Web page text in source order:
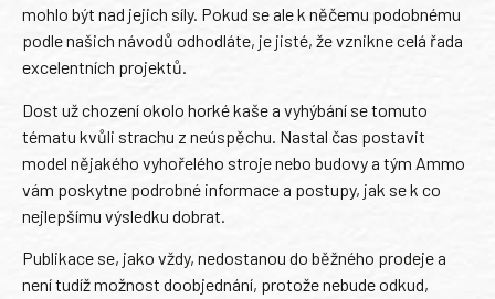
mohlo být nad jejich síly. Pokud se ale k něčemu podobnému
podle našich návodů odhodláte, je jisté, že vznikne celá řada
excelentních projektů.
Dost už chození okolo horké kaše a vyhýbání se tomuto
tématu kvůli strachu z neúspěchu. Nastal čas postavit
model nějakého vyhořelého stroje nebo budovy a tým Ammo
vám poskytne podrobné informace a postupy, jak se k co
nejlepšímu výsledku dobrat.
Publikace se, jako vždy, nedostanou do běžného prodeje a
není tudíž možnost doobjednání, protože nebude odkud,